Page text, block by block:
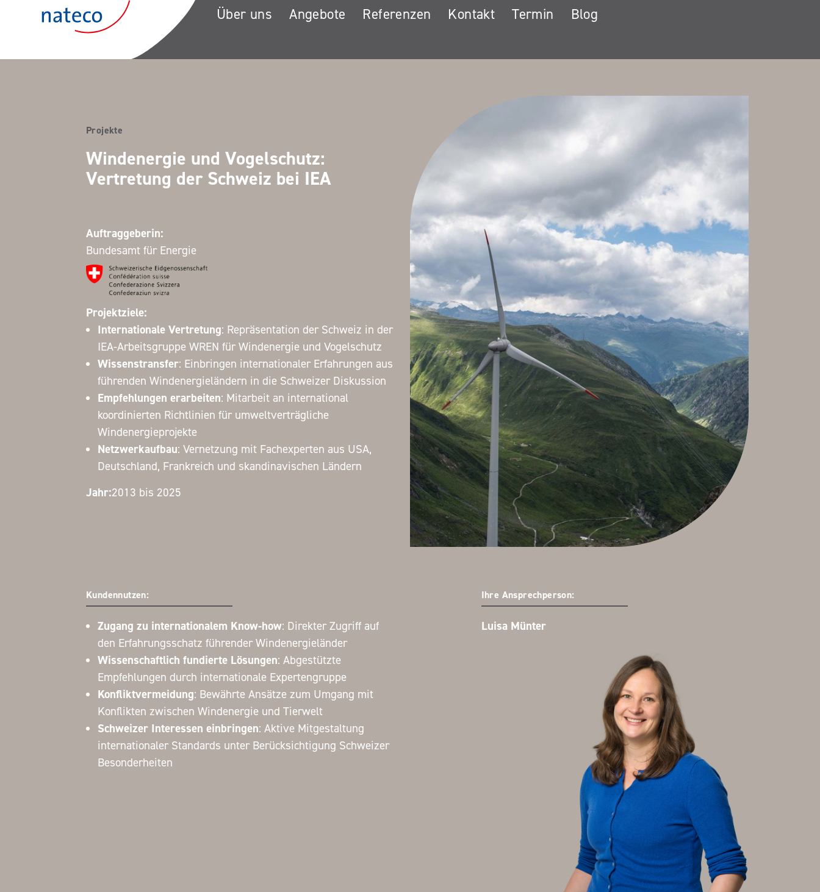
Zum Inhalt springen Über uns Angebote Referenzen Kontakt Termin Blog
Projekte
Windenergie und Vogelschutz:
Vertretung der Schweiz bei IEA
Auftraggeberin:
Bundesamt für Energie
Projektziele:
Internationale Vertretung: Repräsentation der Schweiz in der
IEA-Arbeitsgruppe WREN für Windenergie und Vogelschutz
Wissenstransfer: Einbringen internationaler Erfahrungen aus
führenden Windenergieländern in die Schweizer Diskussion
Empfehlungen erarbeiten: Mitarbeit an international
koordinierten Richtlinien für umweltverträgliche
Windenergieprojekte
Netzwerkaufbau: Vernetzung mit Fachexperten aus USA,
Deutschland, Frankreich und skandinavischen Ländern
Jahr:2013 bis 2025
Ihre Ansprechperson:
Luisa Münter
Kundennutzen:
Zugang zu internationalem Know-how: Direkter Zugriff auf
den Erfahrungsschatz führender Windenergieländer
Wissenschaftlich fundierte Lösungen: Abgestützte
Empfehlungen durch internationale Expertengruppe
Konfliktvermeidung: Bewährte Ansätze zum Umgang mit
Konflikten zwischen Windenergie und Tierwelt
Schweizer Interessen einbringen: Aktive Mitgestaltung
internationaler Standards unter Berücksichtigung Schweizer
Besonderheiten